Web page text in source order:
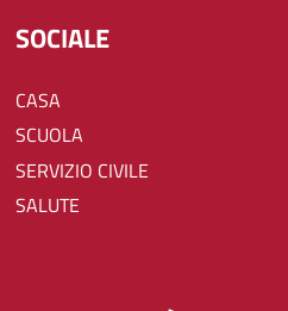
SOCIALE
CASA
SCUOLA
SERVIZIO CIVILE
SALUTE